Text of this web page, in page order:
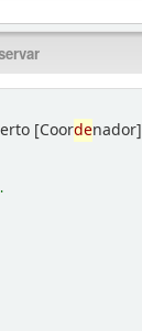
[Coordenador]